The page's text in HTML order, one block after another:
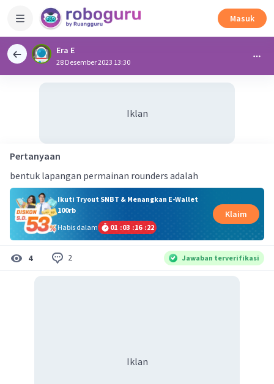
Masuk
Era E
28 Desember 2023 13:30
Iklan
Pertanyaan
bentuk lapangan permainan rounders adalah
Ikuti Tryout SNBT & Menangkan E-Wallet
100rb
Habis dalam
01 :03 :16 :22
Klaim
4 2 Jawaban terverifikasi
Iklan